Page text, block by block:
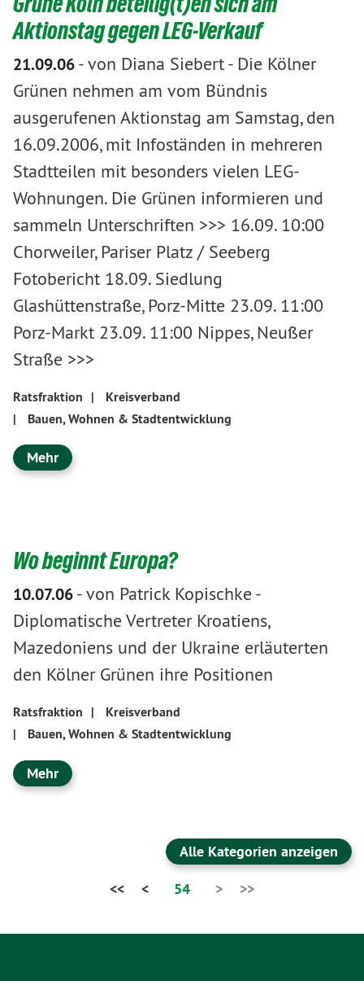
Aktionstag gegen LEG-Verkauf
21.09.06-von Diana Siebert- Die Kölner
Grünen nehmen am vom Bündnis
ausgerufenen Aktionstag am Samstag, den
16.09.2006, mit Infoständen in mehreren
Stadtteilen mit besonders vielen LEG-
Wohnungen. Die Grünen informieren und
sammeln Unterschriften >>> 16.09. 10:00
Chorweiler, Pariser Platz / Seeberg
Fotobericht 18.09. Siedlung
Glashüttenstraße, Porz-Mitte 23.09. 11:00
Porz-Markt 23.09. 11:00 Nippes, Neußer
Straße >>>
Ratsfraktion |
Kreisverband
|
Bauen, Wohnen & Stadtentwicklung
Mehr
Wo beginnt Europa?
10.07.06-von Patrick Kopischke -
Diplomatische Vertreter Kroatiens,
Mazedoniens und der Ukraine erläuterten
den Kölner Grünen ihre Positionen
Ratsfraktion |
Kreisverband
|
Bauen, Wohnen & Stadtentwicklung
Mehr
Alle Kategorien anzeigen
<<
< 54 > >>